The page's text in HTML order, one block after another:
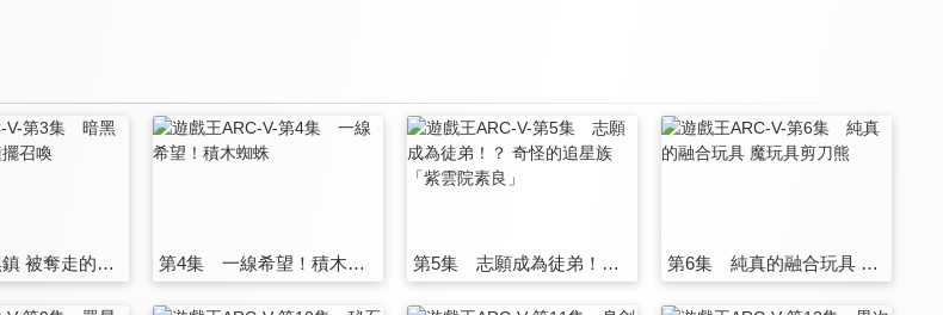
第3集 暗黑鎮 被奪走的鐘擺召喚 第4集 一線希望！積木蜘蛛 第5集 志願成為徒弟！？ 奇怪的追星族「紫雲院素良」 第6集 純真的融合玩具 魔玩具剪刀熊